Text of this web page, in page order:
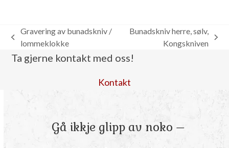
previous
post:
Gravering av bunadskniv /
lommeklokke
post:
Bunadskniv herre, sølv,
Kongskniven
Ta gjerne kontakt med oss!
Kontakt
Gå ikkje glipp av noko –